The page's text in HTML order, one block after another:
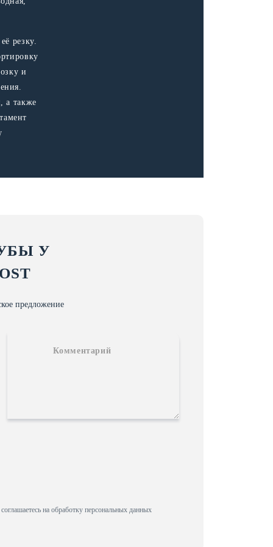
резку.
и
а также
У
предложение
на обработку персональных данных